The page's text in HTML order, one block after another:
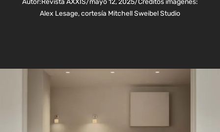
Autor:Revista AXXIS/mayo 12, 2025/Créditos imágenes:
Alex Lesage, cortesía Mitchell Sweibel Studio